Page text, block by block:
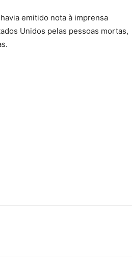
emitido nota à imprensa
Unidos pelas pessoas mortas,